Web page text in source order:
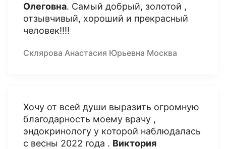
Олеговна. Самый добрый, золотой ,
отзывчивый, хороший и прекрасный
человек!!!!
Склярова Анастасия Юрьевна Москва
Хочу от всей души выразить огромную
благодарность моему врачу ,
эндокринологу у которой наблюдалась
с весны 2022 года . Виктория